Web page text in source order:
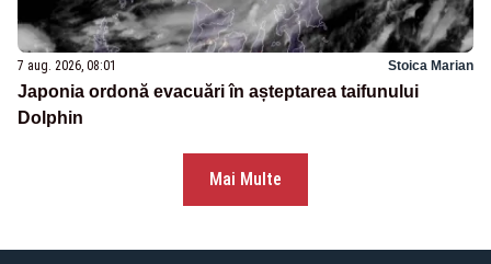
7 aug. 2026, 08:01 Stoica Marian
Japonia ordonă evacuări în așteptarea taifunului
Dolphin
Mai Multe